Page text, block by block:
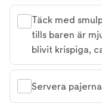
Täck med
tills baren är
blivit krispiga,
Servera